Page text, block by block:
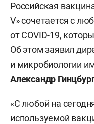
Российская
V» сочетается с
от COVID-19,
Об этом заявил
и микробиологии
Александр
«С любой на
используемой